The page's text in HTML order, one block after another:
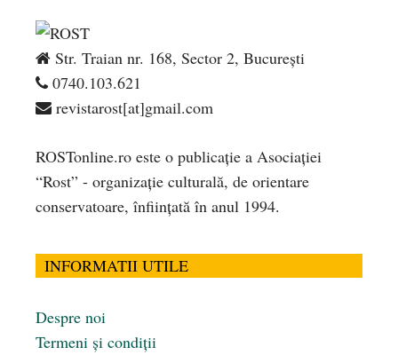
Str. Traian nr. 168, Sector 2, București
0740.103.621
revistarost[at]gmail.com
ROSTonline.ro este o publicaţie a Asociaţiei
“Rost” - organizaţie culturală, de orientare
conservatoare, înfiinţată în anul 1994.
INFORMATII UTILE
Despre noi
Termeni și condiții